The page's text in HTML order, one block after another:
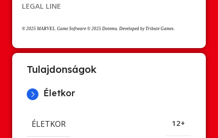
LEGAL LINE
© 2025 MARVEL. Game Software © 2025 Dotemu. Developed by Tribute Games.
Tulajdonságok
Életkor
ÉLETKOR 12+